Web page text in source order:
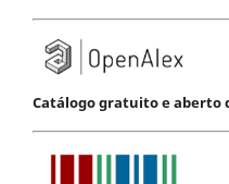
Catálogo gratuito e aberto